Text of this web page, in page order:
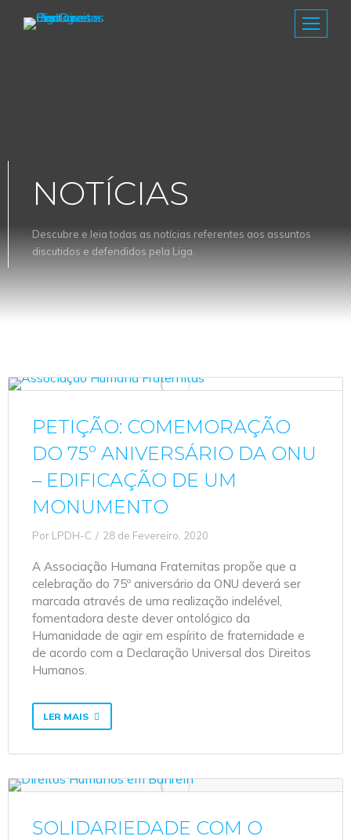
NOTÍCIAS
Descubre e leia todas as notícias referentes aos assuntos
discutidos e defendidos pela Liga.
PETIÇÃO: COMEMORAÇÃO
DO 75º ANIVERSÁRIO DA ONU
– EDIFICAÇÃO DE UM
MONUMENTO
Por LPDH-C 28 de Fevereiro, 2020
A Associação Humana Fraternitas propõe que a
celebração do 75º aniversário da ONU deverá ser
marcada através de uma realização indelével,
fomentadora deste dever ontológico da
Humanidade de agir em espírito de fraternidade e
de acordo com a Declaração Universal dos Direitos
Humanos.
LER MAIS
SOLIDARIEDADE COM O